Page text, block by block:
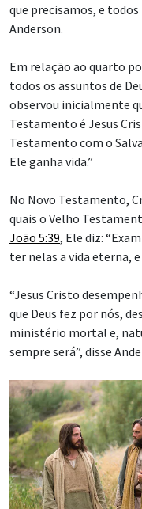
que precisamos, e todos
Anderson.
Em relação ao quarto
todos os assuntos de
observou inicialmente
Testamento é Jesus
Testamento com o
Ele ganha vida.”
No Novo Testamento,
quais o Velho
João 5:39, Ele diz:
ter nelas a vida eterna,
“Jesus Cristo
que Deus fez por nós,
ministério mortal e,
sempre será”, disse